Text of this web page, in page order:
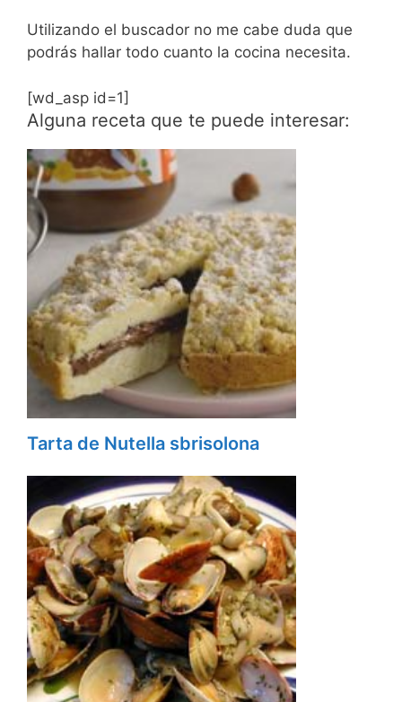
Utilizando el buscador no me cabe duda que
podrás hallar todo cuanto la cocina necesita.
[wd_asp id=1]
Alguna receta que te puede interesar:
Tarta de Nutella sbrisolona